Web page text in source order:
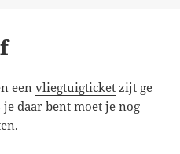
eenvliegtuigticket zijt ge
daar bent moet je nog